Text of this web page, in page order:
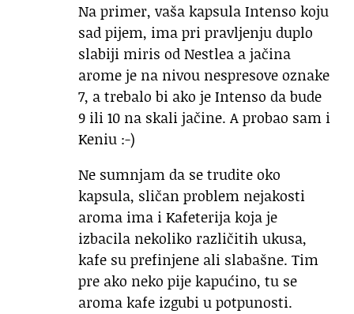
Na primer, vaša kapsula Intenso koju
sad pijem, ima pri pravljenju duplo
slabiji miris od Nestlea a jačina
arome je na nivou nespresove oznake
7, a trebalo bi ako je Intenso da bude
9 ili 10 na skali jačine. A probao sam i
Keniu :-)
Ne sumnjam da se trudite oko
kapsula, sličan problem nejakosti
aroma ima i Kafeterija koja je
izbacila nekoliko različitih ukusa,
kafe su prefinjene ali slabašne. Tim
pre ako neko pije kapućino, tu se
aroma kafe izgubi u potpunosti.